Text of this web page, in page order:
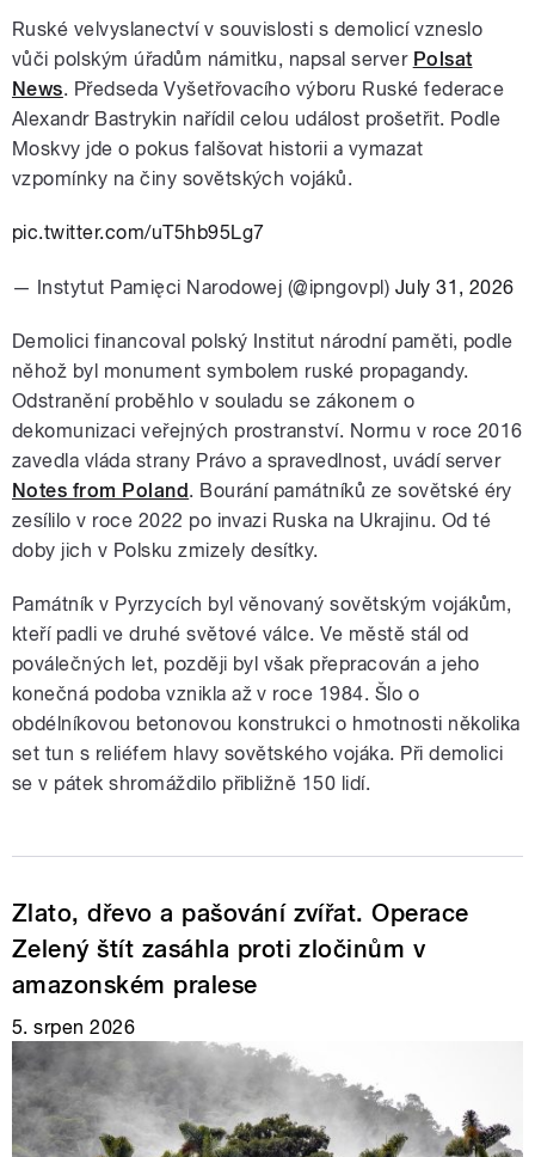
Ruské velvyslanectví v souvislosti s demolicí vzneslo
vůči polským úřadům námitku, napsal server Polsat
News. Předseda Vyšetřovacího výboru Ruské federace
Alexandr Bastrykin nařídil celou událost prošetřit. Podle
Moskvy jde o pokus falšovat historii a vymazat
vzpomínky na činy sovětských vojáků.
pic.twitter.com/uT5hb95Lg7
— Instytut Pamięci Narodowej (@ipngovpl) July 31, 2026
Demolici financoval polský Institut národní paměti, podle
něhož byl monument symbolem ruské propagandy.
Odstranění proběhlo v souladu se zákonem o
dekomunizaci veřejných prostranství. Normu v roce 2016
zavedla vláda strany Právo a spravedlnost, uvádí server
Notes from Poland. Bourání památníků ze sovětské éry
zesílilo v roce 2022 po invazi Ruska na Ukrajinu. Od té
doby jich v Polsku zmizely desítky.
Památník v Pyrzycích byl věnovaný sovětským vojákům,
kteří padli ve druhé světové válce. Ve městě stál od
poválečných let, později byl však přepracován a jeho
konečná podoba vznikla až v roce 1984. Šlo o
obdélníkovou betonovou konstrukci o hmotnosti několika
set tun s reliéfem hlavy sovětského vojáka. Při demolici
se v pátek shromáždilo přibližně 150 lidí.
Zlato, dřevo a pašování zvířat. Operace
Zelený štít zasáhla proti zločinům v
amazonském pralese
5. srpen 2026